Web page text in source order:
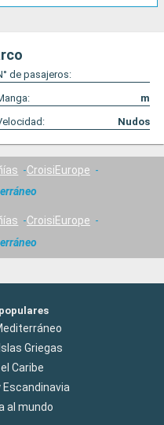
de pasajeros:
m
Nudos
CroisiEurope
CroisiEurope
Griegas
Caribe
Escandinavia
al mundo